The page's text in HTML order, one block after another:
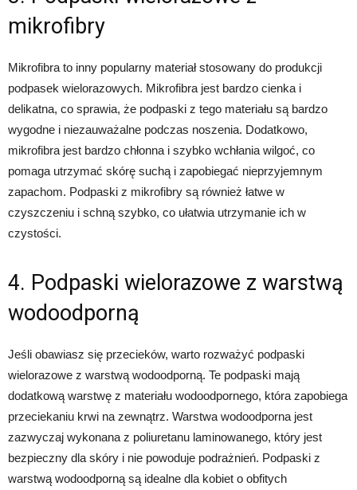
mikrofibry
Mikrofibra to inny popularny materiał stosowany do produkcji
podpasek wielorazowych. Mikrofibra jest bardzo cienka i
delikatna, co sprawia, że podpaski z tego materiału są bardzo
wygodne i niezauważalne podczas noszenia. Dodatkowo,
mikrofibra jest bardzo chłonna i szybko wchłania wilgoć, co
pomaga utrzymać skórę suchą i zapobiegać nieprzyjemnym
zapachom. Podpaski z mikrofibry są również łatwe w
czyszczeniu i schną szybko, co ułatwia utrzymanie ich w
czystości.
4. Podpaski wielorazowe z warstwą
wodoodporną
Jeśli obawiasz się przecieków, warto rozważyć podpaski
wielorazowe z warstwą wodoodporną. Te podpaski mają
dodatkową warstwę z materiału wodoodpornego, która zapobiega
przeciekaniu krwi na zewnątrz. Warstwa wodoodporna jest
zazwyczaj wykonana z poliuretanu laminowanego, który jest
bezpieczny dla skóry i nie powoduje podrażnień. Podpaski z
warstwą wodoodporną są idealne dla kobiet o obfitych